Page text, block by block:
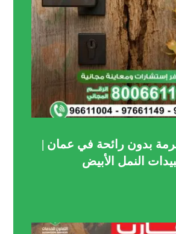
بدون رائحة في عمان |
النمل الأبيض